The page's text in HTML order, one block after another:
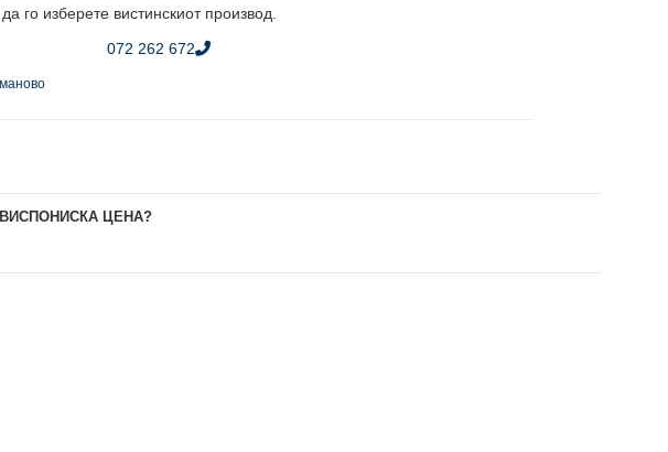
го изберете вистинскиот производ.
072 262 672
ПОНИСКА ЦЕНА?